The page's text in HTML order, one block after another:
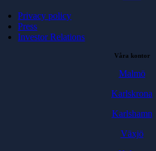
Privacy policy
Press
Investor Relations
Våra kontor
Malmö
Karlskrona
Karlshamn
Växjö